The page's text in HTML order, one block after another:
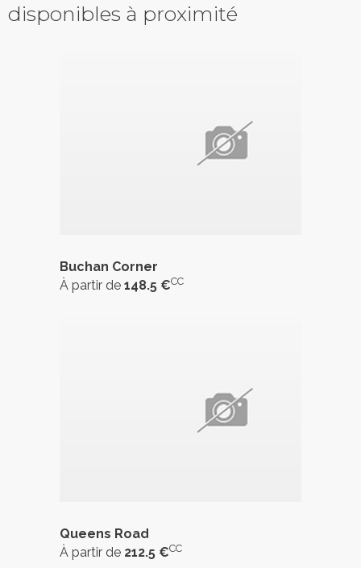
disponibles à proximité
Buchan Corner
À partir de 148.5 €CC
Queens Road
À partir de 212.5 €CC